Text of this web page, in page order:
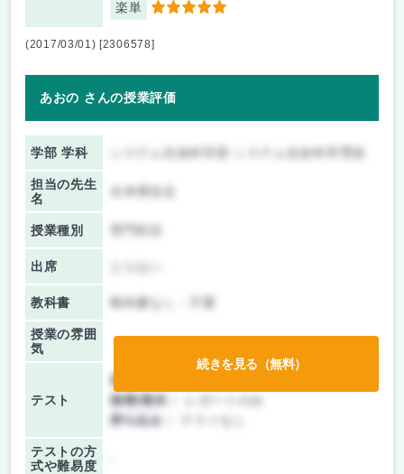
楽単 5
(2017/03/01) [2306578]
あおの さんの授業評価
学部 学科 システム生命科学府 システム生命科学専攻
担当の先生
名
授業種別
出席
教科書 教科書なし・不要
授業の雰囲
気
テスト
前期/中間：
後期/期末：
持ち込み：
テストの方
式や難易度
続きを見る（無料）